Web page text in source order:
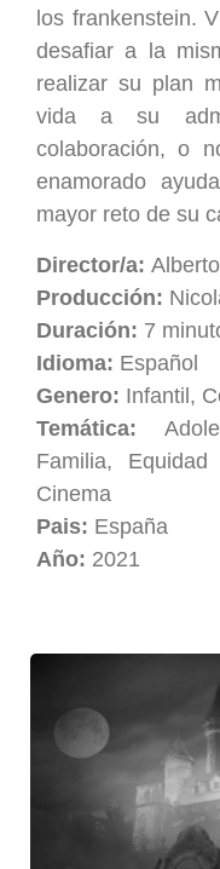
los frankenstein.
desafiar a la
realizar su plan
vida a su
colaboración, o
enamorado
mayor reto de su
Director/a:
Producción:
Duración: 7
Idioma: Español
Genero: Infantil,
Temática:
Familia,
Cinema
Pais: España
Año: 2021